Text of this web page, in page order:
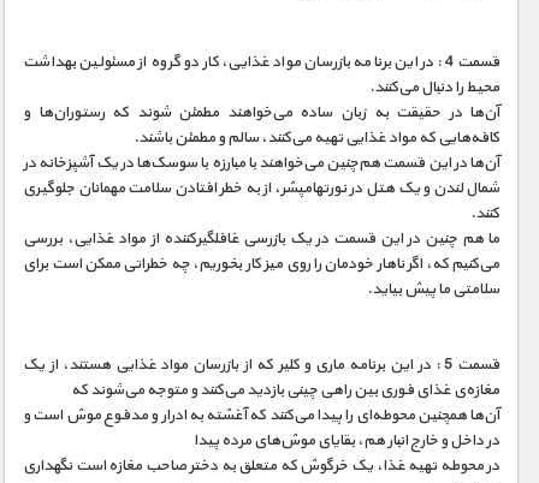
قسمت 4 : در این برنامه بازرسان مواد غذایی، کار دو گروه از مسئولین بهداشت
محیط را دنبال می‌کنند.
آن‌ها در حقیقت به زبان ساده می‌خواهند مطمئن شوند که رستوران‌ها و
کافه‌هایی که مواد غذایی تهیه می‌کنند، سالم و مطمئن باشند.
آن‌ها در این قسمت هم‌چنین می‌خواهند با مبارزه با سوسک‌ها در یک آشپزخانه در
شمال لندن و یک هتل در نورتهامپشر، از به خطر افتادن سلامت مهمانان جلوگیری
کنند.
ما هم چنین در این قسمت در یک بازرسی غافلگیرکننده از مواد غذایی، بررسی
می‌کنیم که، اگر ناهار خودمان را روی میز کار بخوریم، چه خطراتی ممکن است برای
سلامتی ما پیش بیاید.
قسمت 5 : در این برنامه ماری و کلیر که از بازرسان مواد غذایی هستند، از یک
مغازه‌ی غذای فوری بین راهی چینی بازدید می‌کنند و متوجه می‌شوند که
آن‌ها همچنین محوطه‌ای را پیدا می‌کنند که آغشته به ادرار و مدفوع موش است و
در داخل و خارج انبار هم، بقایای موش‌های مرده پیدا
در محوطه تهیه غذا، یک خرگوش که متعلق به دختر صاحب مغازه است نگهداری